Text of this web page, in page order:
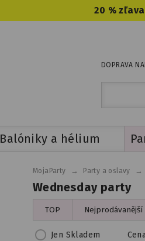
20 % zľava
DOPRAVA
Balóniky a hélium
Wednesday party
MojaParty → Party a oslavy →
TOP Nejprodávanější
Jen Skladem